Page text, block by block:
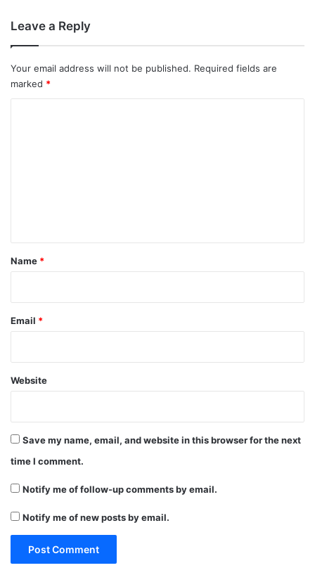
Leave a Reply
Your email address will not be published. Required fields are
marked *
*
Name *
Email *
Website
Save my name, email, and website in this browser for the next
time I comment.
Notify me of follow-up comments by email.
Notify me of new posts by email.